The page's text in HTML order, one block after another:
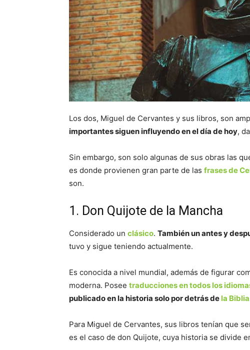
Los dos, Miguel de Cervantes y sus libros, son
importantes siguen influyendo en el día de hoy,
Sin embargo, son solo algunas de sus obras las
es donde provienen gran parte de las frases de
son.
1. Don Quijote de la Mancha
Considerado un clásico. También un antes y
tuvo y sigue teniendo actualmente.
Es conocida a nivel mundial, además de figurar
moderna. Posee traducciones en todos los
publicado en la historia solo por detrás de la Biblia
Para Miguel de Cervantes, sus libros tenían que
es el caso de don Quijote, cuya historia se divide